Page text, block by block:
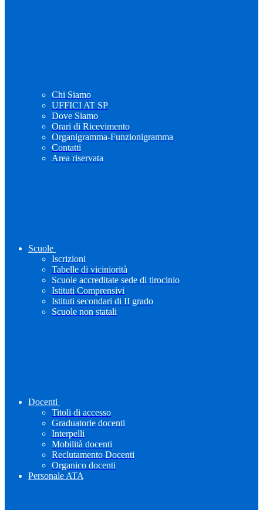
Chi Siamo
UFFICI AT SP
Dove Siamo
Orari di Ricevimento
Organigramma-Funzionigramma
Contatti
Area riservata
Scuole
Iscrizioni
Tabelle di viciniorità
Scuole accreditate sede di tirocinio
Istituti Comprensivi
Istituti secondari di II grado
Scuole non statali
Docenti
Titoli di accesso
Graduatorie docenti
Interpelli
Mobilità docenti
Reclutamento Docenti
Organico docenti
Personale ATA